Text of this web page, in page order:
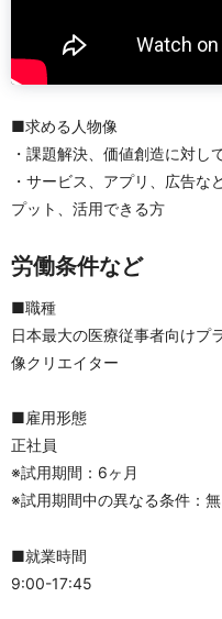
■求める人物像
・課題解決、価値創造に対し
・サービス、アプリ、広告な
プット、活用できる方
労働条件など
■職種
日本最大の医療従事者向けプ
像クリエイター
■雇用形態
正社員
※試用期間：6ヶ月
※試用期間中の異なる条件：無
■就業時間
9:00-17:45